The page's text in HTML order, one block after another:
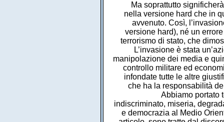
Ma soprattutto
nella versione hard che in
avvenuto. Così,
versione hard), né un
terrorismo di stato, che
L’invasione è stata
manipolazione dei media e
controllo militare ed
infondate tutte le altre
che ha la responsabilità
Abbiamo portato
indiscriminato, miseria,
e democrazia al Medio